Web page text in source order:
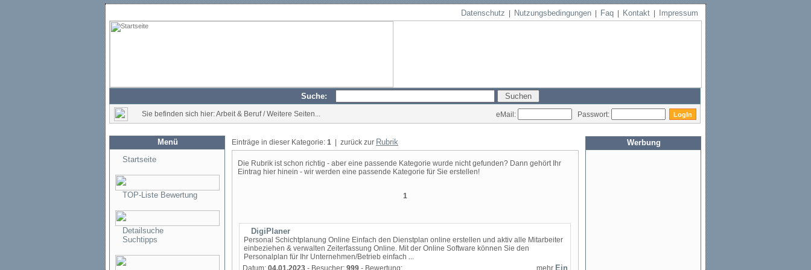
Datenschutz Nutzungsbedingungen Faq Kontakt Impressum
Suche:
Sie befinden sich hier: Arbeit & Beruf / Weitere Seiten... eMail: Passwort:
Menü
Startseite
TOP-Liste Bewertung
Detailsuche
Suchtipps
Einträge in dieser Kategorie: 1 | zurück zur Rubrik
Die Rubrik ist schon richtig - aber eine passende Kategorie wurde nicht gefunden? Dann gehört Ihr
Eintrag hier hinein - wir werden eine passende Kategorie für Sie erstellen!
1
DigiPlaner
Personal Schichtplanung Online Einfach den Dienstplan online erstellen und aktiv alle Mitarbeiter
einbeziehen & verwalten Zeiterfassung Online. Mit der Online Software können Sie den
Personalplan für Ihr Unternehmen/Betrieb einfach ...
Datum: 04.01.2023 - Besucher: 999 - Bewertung: mehr
Werbung